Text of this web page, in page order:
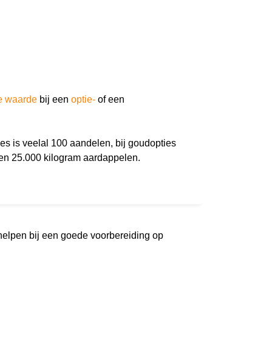
waarde bij een optie- of een
is veelal 100 aandelen, bij goudopties
25.000 kilogram aardappelen.
bij een goede voorbereiding op